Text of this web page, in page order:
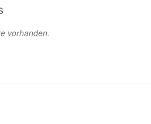
vorhanden.